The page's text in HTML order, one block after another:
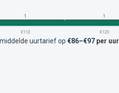
1 1
€110 €120
uurtarief op €86–€97 per uur